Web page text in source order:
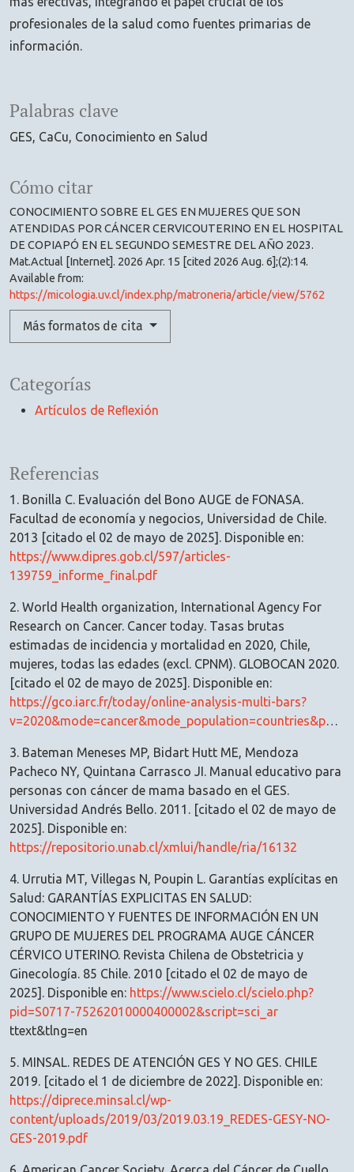
Palabras clave
GES CaCu Conocimiento en Salud
Categorías
Artículos de Reﬂexión
Cómo citar
CONOCIMIENTO SOBRE EL GES EN MUJERES QUE SON
ATENDIDAS POR CÁNCER CERVICOUTERINO EN EL HOSPITAL
DE COPIAPÓ EN EL SEGUNDO SEMESTRE DEL AÑO 2023.
Mat.Actual [Internet]. 2026 Apr. 15 [cited 2026 Aug. 6];(2):14.
Available from:
https://micologia.uv.cl/index.php/matroneria/article/view/5762
Más formatos de cita
profesionales de la salud como fuentes primarias de
información.
Referencias
1. Bonilla C. Evaluación del Bono AUGE de FONASA.
Facultad de economía y negocios, Universidad de Chile.
2013 [citado el 02 de mayo de 2025]. Disponible en:
https://www.dipres.gob.cl/597/articles-
139759_informe_final.pdf
2. World Health organization, International Agency For
Research on Cancer. Cancer today. Tasas brutas
estimadas de incidencia y mortalidad en 2020, Chile,
mujeres, todas las edades (excl. CPNM). GLOBOCAN 2020.
[citado el 02 de mayo de 2025]. Disponible en:
https://gco.iarc.fr/today/online-analysis-multi-bars?
v=2020&mode=cancer&mode_population=countries&population=152&populations=152&key=crude_rate&sex=2&cancer=39&type=0&statistic=5&prevalence=0&population_group=0&ages_group%5B%5D=0&ages_group%5B%5D=17&nb_items=10&group_cancer=1&include_nmsc=0&include_nmsc_other=1&type_multiple=%257B%2522inc%2522%253Atrue%252C%2522mort%2522%253Atrue%252C%2522prev%2522%253Afalse%257D&orientation=horizontal&type_sort=0&type_nb_items=%257B%2522top%2522%253Atrue%252C%2522bottom%2522%253Afalse%257D
3. Bateman Meneses MP, Bidart Hutt ME, Mendoza
Pacheco NY, Quintana Carrasco JI. Manual educativo para
personas con cáncer de mama basado en el GES.
Universidad Andrés Bello. 2011. [citado el 02 de mayo de
2025]. Disponible en:
https://repositorio.unab.cl/xmlui/handle/ria/16132
4. Urrutia MT, Villegas N, Poupin L. Garantías explícitas en
Salud: GARANTÍAS EXPLICITAS EN SALUD:
CONOCIMIENTO Y FUENTES DE INFORMACIÓN EN UN
GRUPO DE MUJERES DEL PROGRAMA AUGE CÁNCER
CÉRVICO UTERINO. Revista Chilena de Obstetricia y
Ginecología. 85 Chile. 2010 [citado el 02 de mayo de
2025]. Disponible en: https://www.scielo.cl/scielo.php?
pid=S0717-75262010000400002&script=sci_ar
ttext&tlng=en
5. MINSAL. REDES DE ATENCIÓN GES Y NO GES. CHILE
2019. [citado el 1 de diciembre de 2022]. Disponible en:
https://diprece.minsal.cl/wp-
content/uploads/2019/03/2019.03.19_REDES-GESY-NO-
GES-2019.pdf